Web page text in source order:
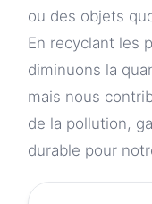
ou des objets
En recyclant les
diminuons la
mais nous
de la pollution,
durable pour